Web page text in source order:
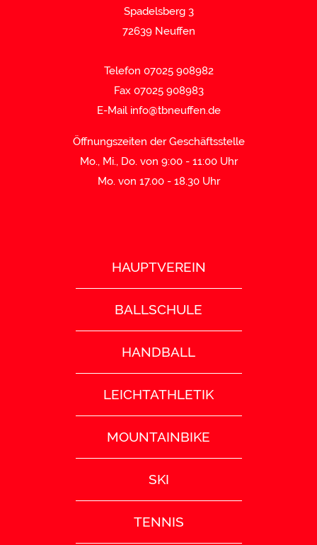
Spadelsberg 3
72639 Neuffen
Telefon 07025 908982
Fax 07025 908983
E-Mail info@tbneuffen.de
Öffnungszeiten der Geschäftsstelle
Mo., Mi., Do. von 9:00 - 11:00 Uhr
Mo. von 17.00 - 18.30 Uhr
HAUPTVEREIN
BALLSCHULE
HANDBALL
LEICHTATHLETIK
MOUNTAINBIKE
SKI
TENNIS